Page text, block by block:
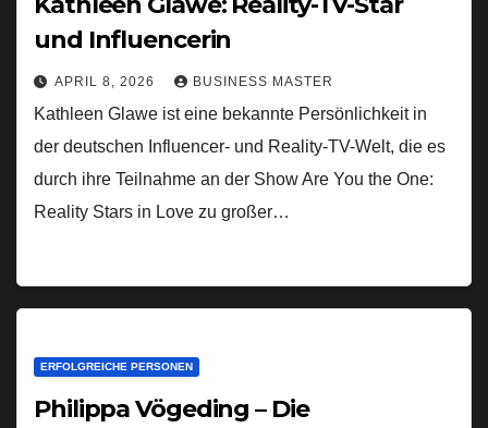
und Influencerin
APRIL 8, 2026 BUSINESS MASTER
Kathleen Glawe ist eine bekannte Persönlichkeit in
der deutschen Influencer- und Reality-TV-Welt, die es
durch ihre Teilnahme an der Show Are You the One:
Reality Stars in Love zu großer…
ERFOLGREICHE PERSONEN
Philippa Vögeding – Die